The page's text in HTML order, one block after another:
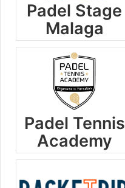
Padel Stage
Malaga
Padel Tennis
Academy